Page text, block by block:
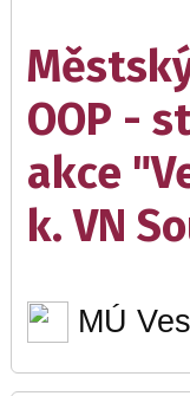
OOP -
akce
k. VN
MÚ